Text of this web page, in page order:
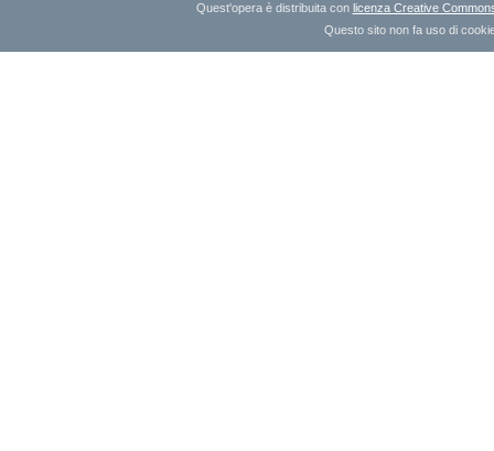
Quest'opera è distribuita con licenza Creative
Questo sito non fa uso di